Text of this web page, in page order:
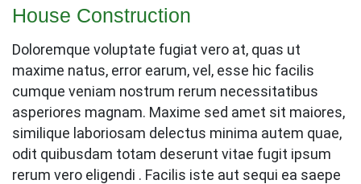
House Construction
Doloremque voluptate fugiat vero at, quas ut
maxime natus, error earum, vel, esse hic facilis
cumque veniam nostrum rerum necessitatibus
asperiores magnam. Maxime sed amet sit maiores,
similique laboriosam delectus minima autem quae,
odit quibusdam totam deserunt vitae fugit ipsum
rerum vero eligendi . Facilis iste aut sequi ea saepe